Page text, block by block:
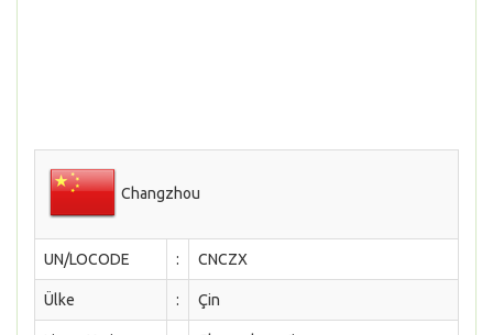
Changzhou
UN/LOCODE : CNCZX
Ülke : Çin